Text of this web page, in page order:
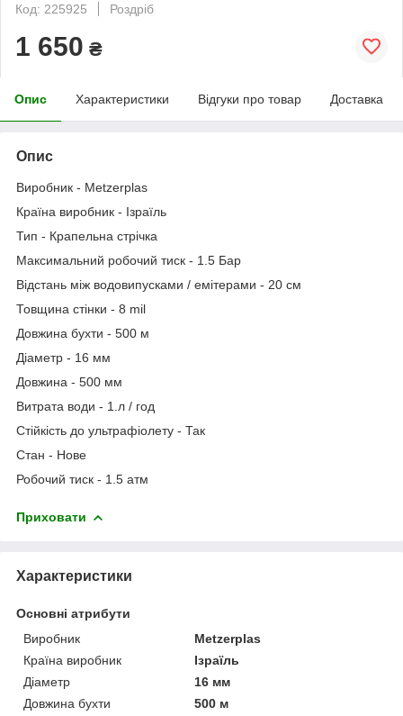
Код: 225925
Роздріб
1 650 ₴
Опис Характеристики Відгуки про товар Доставка
Опис
Виробник - Metzerplas
Країна виробник - Ізраїль
Тип - Крапельна стрічка
Максимальний робочий тиск - 1.5 Бар
Відстань між водовипусками / емітерами - 20 см
Товщина стінки - 8 mil
Довжина бухти - 500 м
Діаметр - 16 мм
Довжина - 500 мм
Витрата води - 1.л / год
Стійкість до ультрафіолету - Так
Стан - Нове
Робочий тиск - 1.5 атм
Приховати
Характеристики
Основні атрибути
Виробник
Metzerplas
Країна виробник
Ізраїль
Діаметр
16 мм
Довжина бухти
500 м